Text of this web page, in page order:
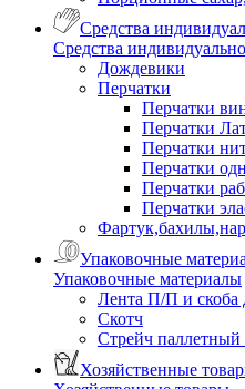
Средства
Средства
Дождевики
Перчатки
Перчатки
Перчатки
Перчатки
Перчатки
Перчатки
Перчатки
Упаковочные
Упаковочные материалы
Лента П/П и скоба
Скотч
Стрейч паллетный
Хозяйственные